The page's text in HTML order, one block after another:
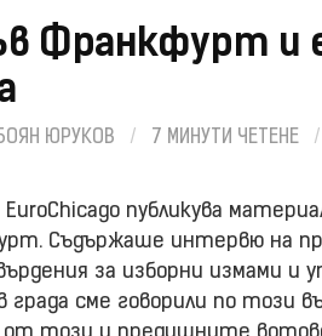
Франкфурт и
ЮРУКОВ / 7 МИНУТИ ЧЕТЕНЕ /
публикува
Съдържаше интервю на
за изборни измами и
сме говорили по този